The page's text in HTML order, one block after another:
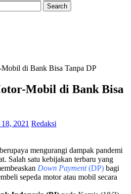
di Bank Bisa Tanpa DP
Mobil di Bank Bisa
2021 Redaksi
mengurangi dampak pandemi
Salah satu kebijakan terbaru yang
Down Payment (DP) bagi
sepeda motor atau mobil secara